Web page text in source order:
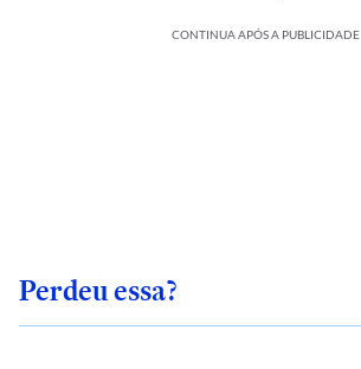
CONTINUA APÓS A PUBLICIDADE
Perdeu essa?